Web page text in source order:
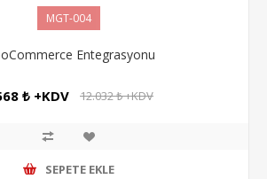
MGT-004
Entegrasyonu
₺ +KDV 12.032 ₺ +KDV
SEPETE EKLE